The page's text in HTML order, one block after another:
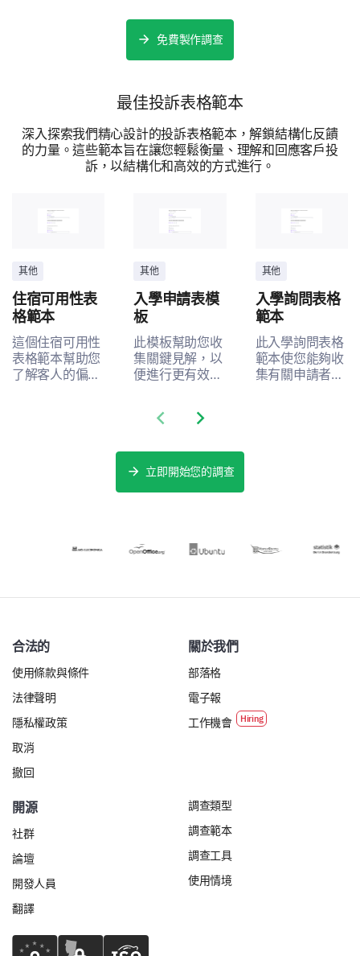
Please, share any additional comments or
suggestions you have to improve our
product/services.
免費製作調查
最佳投訴表格範本
深入探索我們精心設計的投訴表格範本，解鎖結構化反饋
的力量。這些範本旨在讓您輕鬆衡量、理解和回應客戶投
訴，以結構化和高效的方式進行。
其他
住宿可用性表
格範本
這個住宿可用性
表格範本幫助您
了解客人的偏好
其他
入學申請表模
板
此模板幫助您收
集關鍵見解，以
便進行更有效的
解決利益相關者
其他
入學詢問表格
範本
此入學詢問表格
範本使您能夠收
集有關申請者經
Previous slide
Next slide
立即開始您的調查
合法的
使用條款與條件
法律聲明
隱私權政策
取消
撤回
關於我們
部落格
電子報
工作機會
開源
社群
論壇
開發人員
翻譯
調查類型
調查範本
調查工具
使用情境